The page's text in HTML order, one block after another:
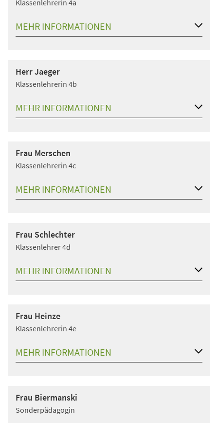
Klassenlehrerin 4a
MEHR INFORMATIONEN
Herr Jaeger
Klassenlehrerin 4b
MEHR INFORMATIONEN
Frau Merschen
Klassenlehrerin 4c
MEHR INFORMATIONEN
Frau Schlechter
Klassenlehrer 4d
MEHR INFORMATIONEN
Frau Heinze
Klassenlehrerin 4e
MEHR INFORMATIONEN
Frau Biermanski
Sonderpädagogin